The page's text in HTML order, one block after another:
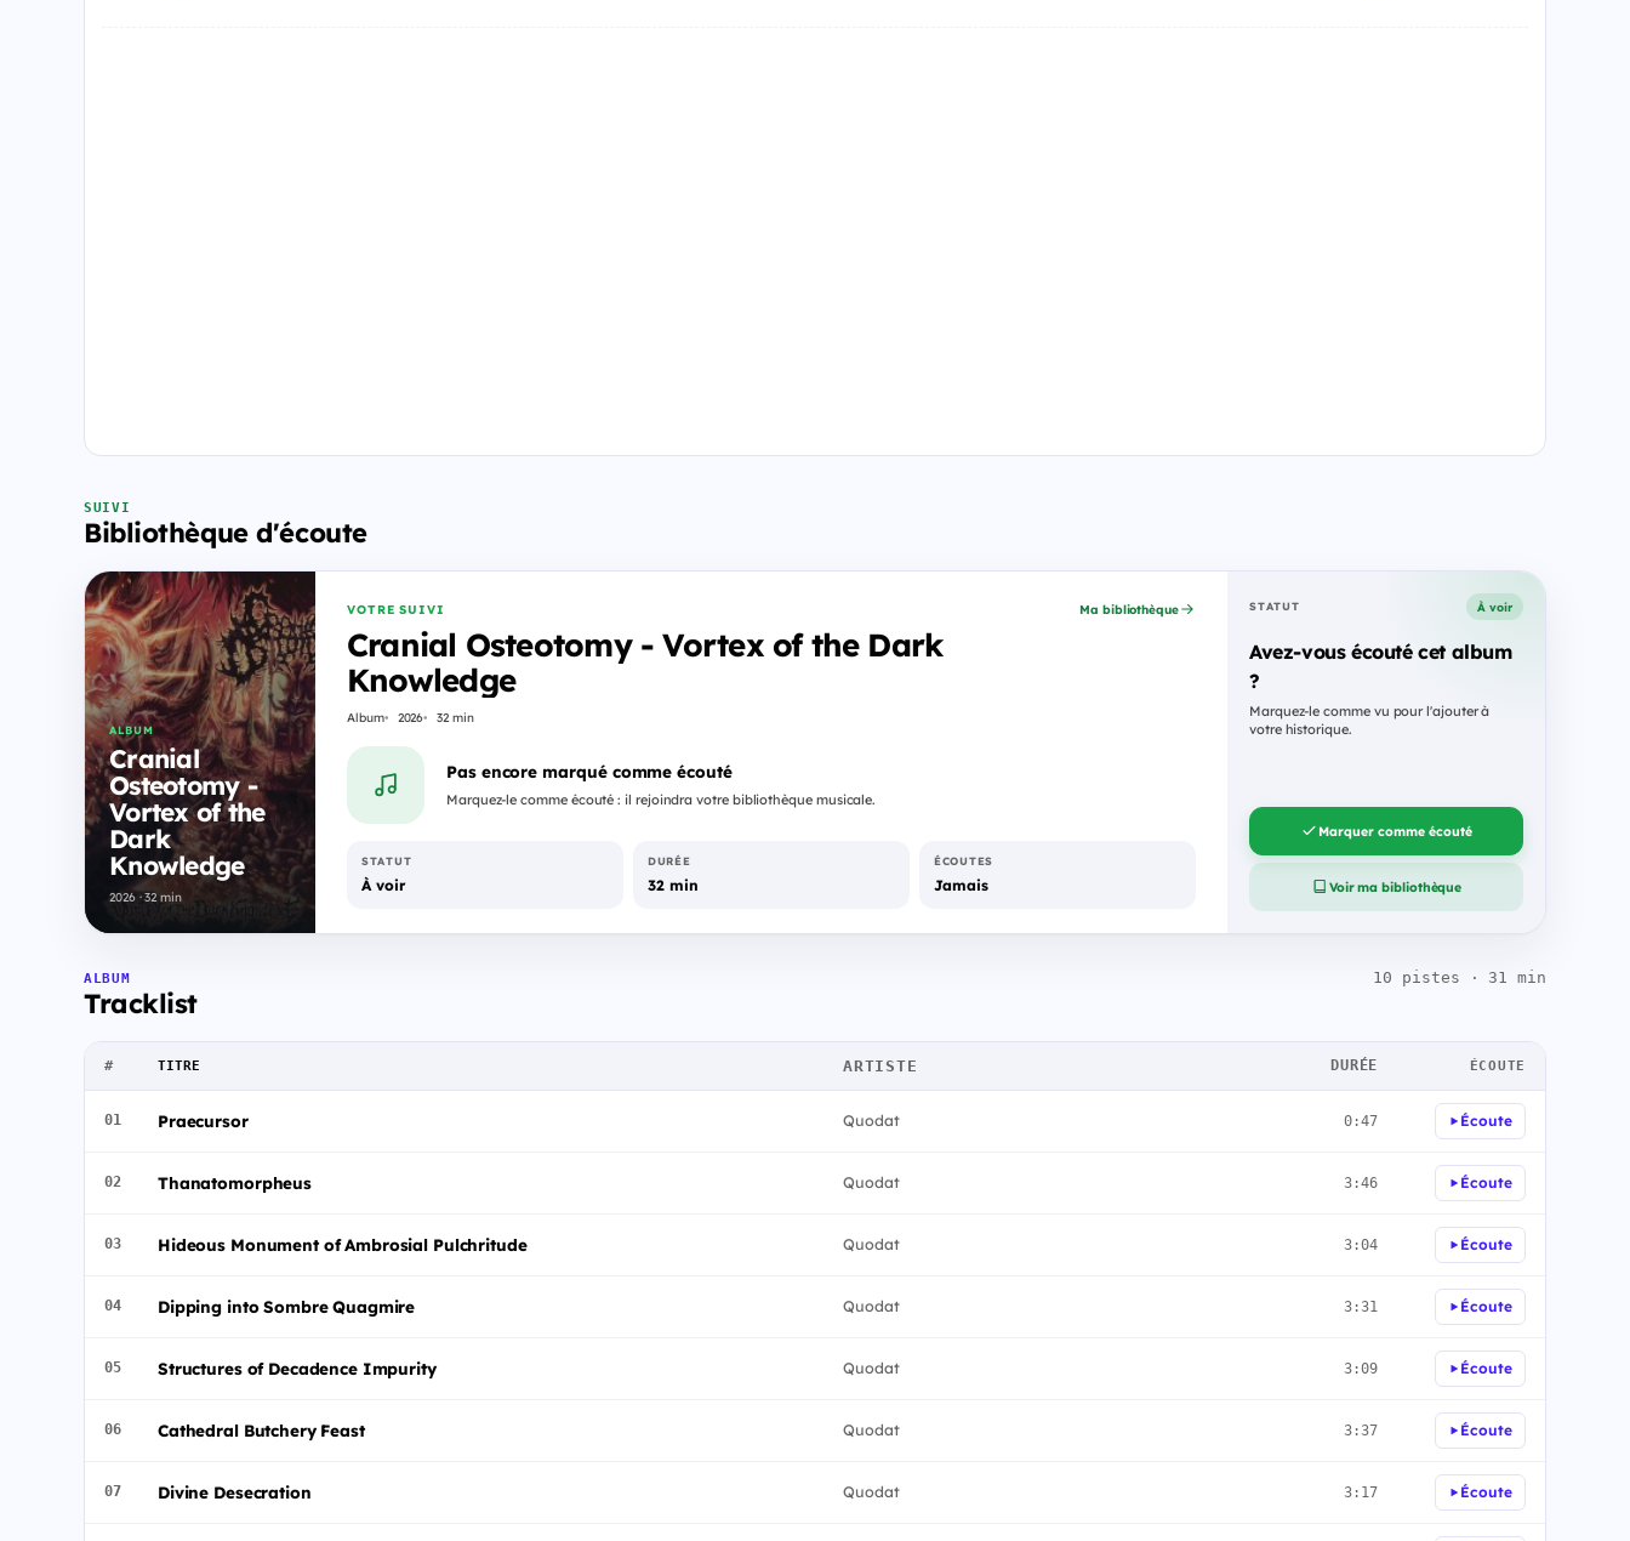
SUIVI
Bibliothèque d'écoute
ALBUM
Cranial
Osteotomy -
Vortex of the
Dark
Knowledge
2026 · 32 min
VOTRE SUIVI
Cranial Osteotomy - Vortex of the Dark
Knowledge
Album 2026 32 min
Ma bibliothèque
Pas encore marqué comme écouté
Marquez-le comme écouté : il rejoindra votre bibliothèque musicale.
STATUT
À voir
DURÉE
32 min
ÉCOUTES
Jamais
STATUT À voir
Avez-vous écouté cet album
?
Marquez-le comme vu pour l'ajouter à
votre historique.
Marquer comme écouté
Voir ma bibliothèque
ALBUM
Tracklist
10 pistes · 31 min
# TITRE ARTISTE DURÉE ÉCOUTE
01 Praecursor Quodat 0:47 Écoute
02 Thanatomorpheus Quodat 3:46 Écoute
03 Hideous Monument of Ambrosial Pulchritude Quodat 3:04 Écoute
04 Dipping into Sombre Quagmire Quodat 3:31 Écoute
05 Structures of Decadence Impurity Quodat 3:09 Écoute
06 Cathedral Butchery Feast Quodat 3:37 Écoute
07 Divine Desecration Quodat 3:17 Écoute